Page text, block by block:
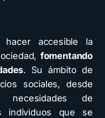
accesible la
fomentando
. Su ámbito de
sociales, desde
de
individuos que se